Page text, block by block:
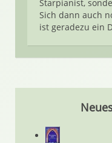
Starpianist,
Sich dann auch
ist geradezu ein